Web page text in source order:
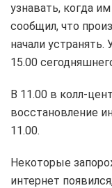
узнавать, когда
сообщил, что
начали
15.00
В 11.00 в колл-
восстановление
11.00.
Некоторые
интернет